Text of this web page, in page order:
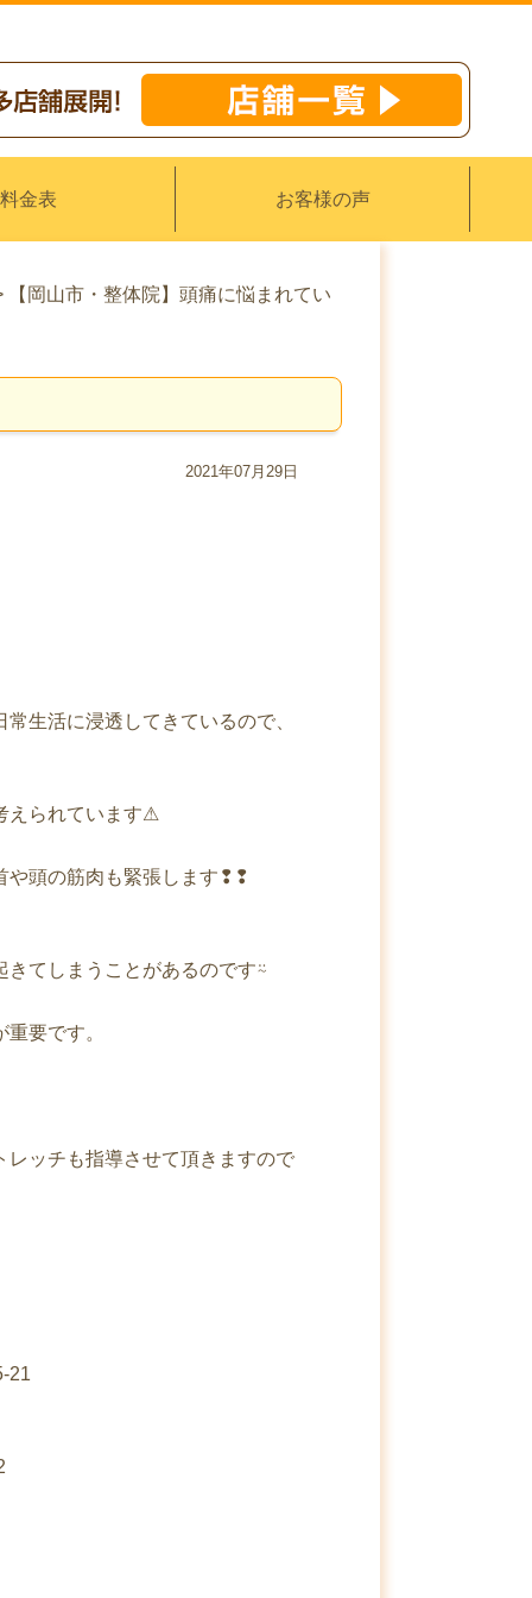
料金表 お客様の声
【岡山市・整体院】頭痛に悩まれてい
2021年07月29日
生活に浸透してきているので、
えられています⚠︎
や頭の筋肉も緊張します❢❢
きてしまうことがあるのです⍨
要です。
レッチも指導させて頂きますので
21